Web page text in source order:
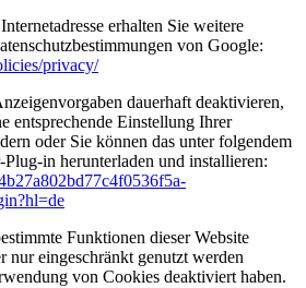
erhalten Sie weitere
von Google:
privacy/
dauerhaft deaktivieren,
entsprechende Einstellung Ihrer
oder Sie können das unter folgendem
in herunterladen und installieren:
Funktionen dieser Website
nur eingeschränkt genutzt werden
von Cookies deaktiviert haben.